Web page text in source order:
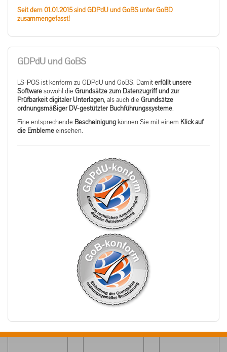
Seit dem 01.01.2015 sind GDPdU und GoBS unter GoBD
zusammengefasst!
GDPdU und GoBS
LS-POS ist konform zu GDPdU und GoBS. Damiterfüllt unsere
Softwaresowohl die Grundsätze zum Datenzugriff und zur
Prüfbarkeit digitaler Unterlagen, als auch die Grundsätze
ordnungsmäßiger DV-gestützter Buchführungssysteme.
Eine entsprechende Bescheinigungkönnen Sie mit einem Klick auf
die Emblemeeinsehen.